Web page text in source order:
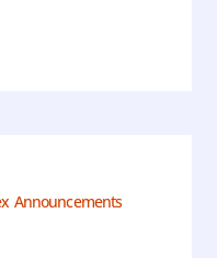
Announcements